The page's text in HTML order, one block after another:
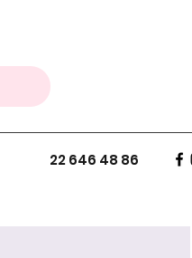
22 646 48 86